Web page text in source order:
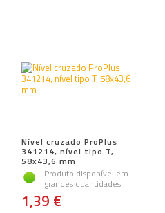
Nível cruzado ProPlus
341214, nível tipo T,
58x43,6 mm
Produto disponível em
grandes quantidades
1,39 €